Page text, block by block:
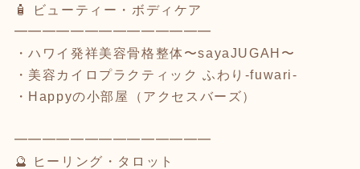
🧴 ビューティー・ボディケア
━━━━━━━━━━━━━━
・ハワイ発祥美容骨格整体〜sayaJUGAH〜
・美容カイロプラクティック ふわり-fuwari-
・Happyの小部屋（アクセスバーズ）
━━━━━━━━━━━━━━
🔮 ヒーリング・タロット